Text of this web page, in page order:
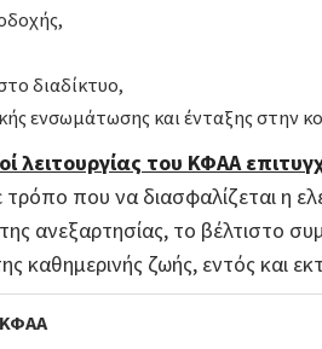
διαδίκτυο,
ενσωμάτωσης και ένταξης στην
λειτουργίας του ΚΦΑΑ
που να διασφαλίζεται η
ανεξαρτησίας, το βέλτιστο
καθημερινής ζωής, εντός και